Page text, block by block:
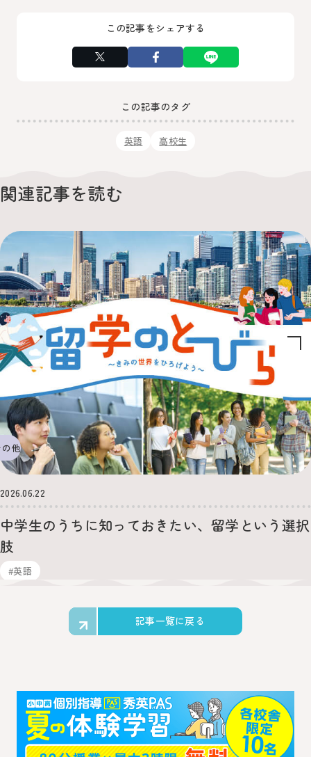
この記事をシェアする
この記事のタグ
英語 高校生
関連記事を読む
の他
2026.06.22
中学生のうちに知っておきたい、留学という選択
肢
#英語
記事一覧に戻る